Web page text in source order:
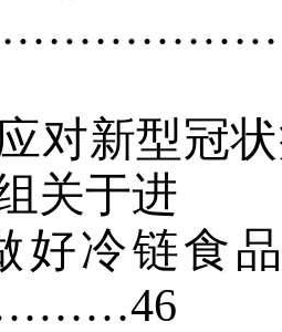
对新型冠
关于进
好冷链食
46